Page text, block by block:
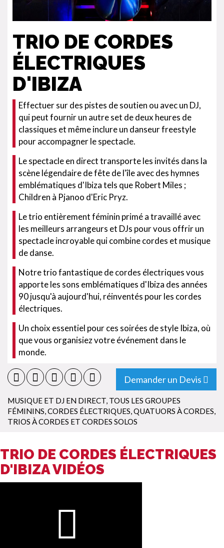
TRIO DE CORDES
ÉLECTRIQUES
D'IBIZA
Effectuer sur des pistes de soutien ou avec un DJ,
qui peut fournir un autre set de deux heures de
classiques et même inclure un danseur freestyle
pour accompagner le spectacle.
Le spectacle en direct transporte les invités dans la
scène légendaire de fête de l'île avec des hymnes
emblématiques d'Ibiza tels que Robert Miles ;
Children à Pjanoo d'Eric Pryz.
Le trio entièrement féminin primé a travaillé avec
les meilleurs arrangeurs et DJs pour vous offrir un
spectacle incroyable qui combine cordes et musique
de danse.
Notre trio fantastique de cordes électriques vous
apporte les sons emblématiques d'Ibiza des années
90 jusqu'à aujourd'hui, réinventés pour les cordes
électriques.
Un choix essentiel pour ces soirées de style Ibiza, où
que vous organisiez votre événement dans le
monde.
Demander un Devis
MUSIQUE ET DJ EN DIRECT, TOUS LES GROUPES
FÉMININS,CORDES ÉLECTRIQUES,QUATUORS À CORDES,
TRIOS À CORDES ET CORDES SOLOS
TRIO DE CORDES ÉLECTRIQUES
D'IBIZA VIDÉOS